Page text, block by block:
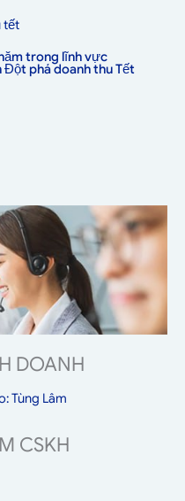
trong lĩnh vực
phá doanh thu Tết
DOANH
Tùng Lâm
CSKH